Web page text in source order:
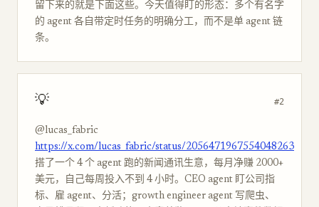
留下来的就是下面这些。今天值得盯的形态：多个有名字
的 agent 各自带定时任务的明确分工，而不是单 agent 链
条。
💡 #2
@lucas_fabric
https://x.com/lucas_fabric/status/2056471967554048263
搭了一个 4 个 agent 跑的新闻通讯生意，每月净赚 2000+
美元，自己每周投入不到 4 小时。CEO agent 盯公司指
标、雇 agent、分活；growth engineer agent 写爬虫、